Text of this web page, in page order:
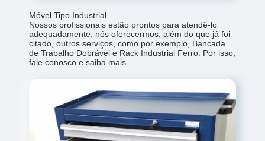
Móvel Tipo Industrial
Nossos profissionais estão prontos para atendê-lo
adequadamente, nós oferecermos, além do que já foi
citado, outros serviços, como por exemplo, Bancada
de Trabalho Dobrável e Rack Industrial Ferro. Por isso,
fale conosco e saiba mais.